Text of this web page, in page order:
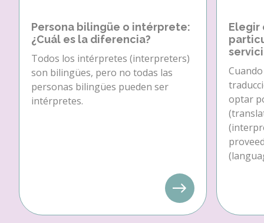
Persona bilingüe o intérprete:
¿Cuál es la diferencia?
Todos los intérpretes (interpreters)
son bilingües, pero no todas las
personas bilingües pueden ser
intérpretes.
Elegir
optar